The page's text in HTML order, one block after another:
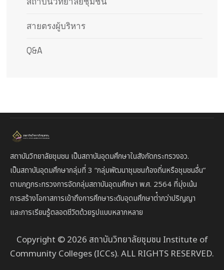
สายตรงผู้บริหาร
Q&A
สถาบันวิทยาลัยชุมชน เป็นสถาบันอุดมศึกษาในสังกัดกระทรวงอว.
เป็นสถาบันอุดมศึกษากลุ่มที่ 3 “กลุ่มพัฒนาชุมชนท้องถิ่นหรือชุมชนอื่น”
ตามกฎกระทรวงการจัดกลุ่มสถาบันอุดมศึกษา พ.ศ. 2564 ที่มุ่งเน้น
การสร้างโอกาสการเข้าถึงการศึกษาระดับอุดมศึกษาต่ํากว่าปริญญา
และการเรียนรู้ตลอดชีวิตด้วยรูปแบบหลากหลาย
Copyright © 2026 สถาบันวิทยาลัยชุมชน Institute of
Community Colleges (ICCs). ALL RIGHTS RESERVED.